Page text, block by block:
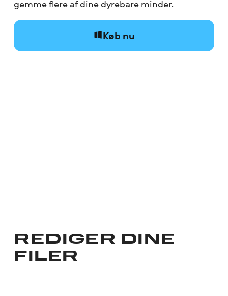
gemme flere af dine dyrebare minder.
Køb nu
REDIGER DINE
FILER